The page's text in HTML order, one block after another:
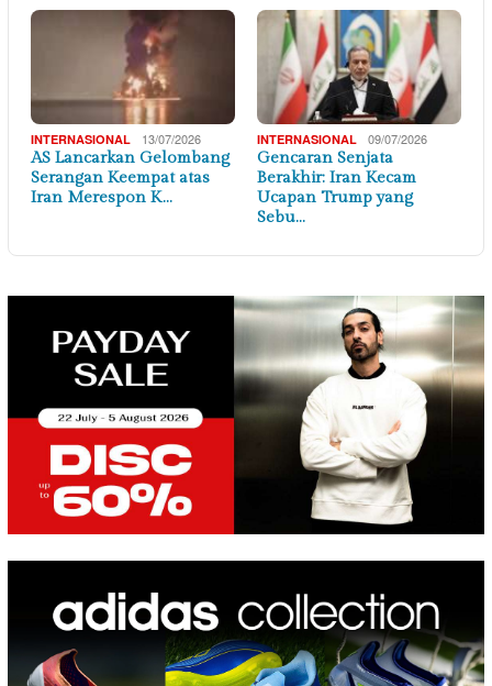
INTERNASIONAL 13/07/2026
AS Lancarkan Gelombang
Serangan Keempat atas
Iran Merespon K…
INTERNASIONAL 09/07/2026
Gencaran Senjata
Berakhir: Iran Kecam
Ucapan Trump yang
Sebu…